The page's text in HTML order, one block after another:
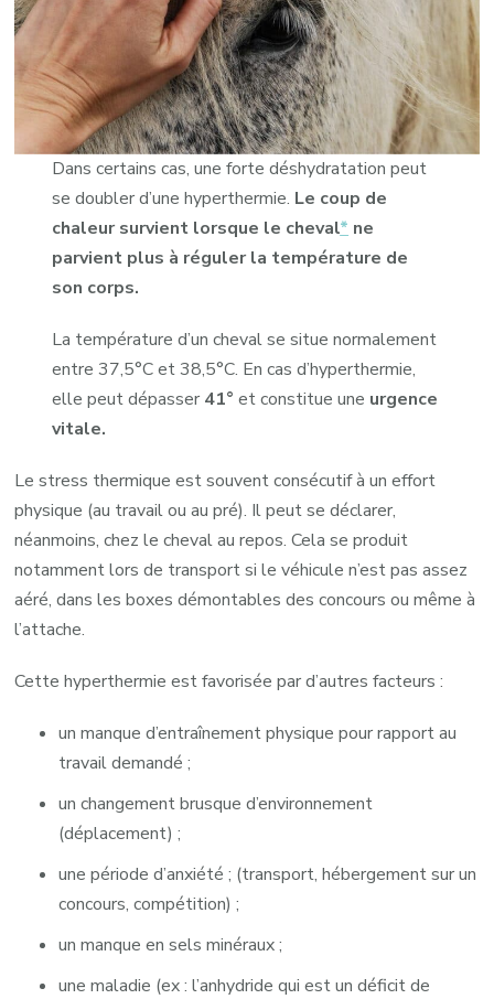
Dans certains cas, une forte déshydratation peut
se doubler d’une hyperthermie. Le coup de
chaleur survient lorsque le cheval* ne
parvient plus à réguler la température de
son corps.
La température d’un cheval se situe normalement
entre 37,5°C et 38,5°C. En cas d’hyperthermie,
elle peut dépasser 41° et constitue une urgence
vitale.
Le stress thermique est souvent consécutif à un effort
physique (au travail ou au pré). Il peut se déclarer,
néanmoins, chez le cheval au repos. Cela se produit
notamment lors de transport si le véhicule n’est pas assez
aéré, dans les boxes démontables des concours ou même à
l’attache.
Cette hyperthermie est favorisée par d’autres facteurs :
un manque d’entraînement physique pour rapport au
travail demandé ;
un changement brusque d’environnement
(déplacement) ;
une période d’anxiété ; (transport, hébergement sur un
concours, compétition) ;
un manque en sels minéraux ;
une maladie (ex : l’anhydride qui est un déficit de